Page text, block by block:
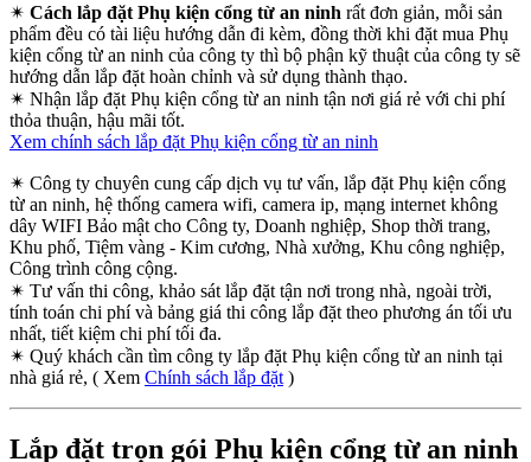
✴ Cách lắp đặt Phụ kiện cổng từ an ninh rất đơn giản, mỗi sản
phẩm đều có tài liệu hướng dẫn đi kèm, đồng thời khi đặt mua Phụ
kiện cổng từ an ninh của công ty thì bộ phận kỹ thuật của công ty sẽ
hướng dẫn lắp đặt hoàn chỉnh và sử dụng thành thạo.
✴ Nhận lắp đặt Phụ kiện cổng từ an ninh tận nơi giá rẻ với chi phí
thỏa thuận, hậu mãi tốt.
Xem chính sách lắp đặt Phụ kiện cổng từ an ninh
✴ Công ty chuyên cung cấp dịch vụ tư vấn, lắp đặt Phụ kiện cổng
từ an ninh, hệ thống camera wifi, camera ip, mạng internet không
dây WIFI Bảo mật cho Công ty, Doanh nghiệp, Shop thời trang,
Khu phố, Tiệm vàng - Kim cương, Nhà xưởng, Khu công nghiệp,
Công trình công cộng.
✴ Tư vấn thi công, khảo sát lắp đặt tận nơi trong nhà, ngoài trời,
tính toán chi phí và bảng giá thi công lắp đặt theo phương án tối ưu
nhất, tiết kiệm chi phí tối đa.
✴ Quý khách cần tìm công ty lắp đặt Phụ kiện cổng từ an ninh tại
nhà giá rẻ, ( Xem Chính sách lắp đặt )
Lắp đặt trọn gói Phụ kiện cổng từ an ninh